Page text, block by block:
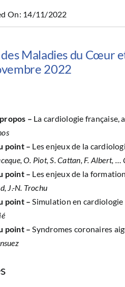
On: 14/11/2022
Maladies du Cœur
2022
– La cardiologie française,
point – Les enjeux de la
O. Piot, S. Cattan, F. Albert, …
point – Les enjeux de la formation
J.-N. Trochu
point – Simulation en cardiologie
point –Syndromes coronaires